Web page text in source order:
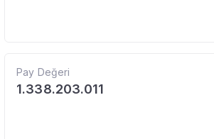
Pay Değeri
1.338.203.011